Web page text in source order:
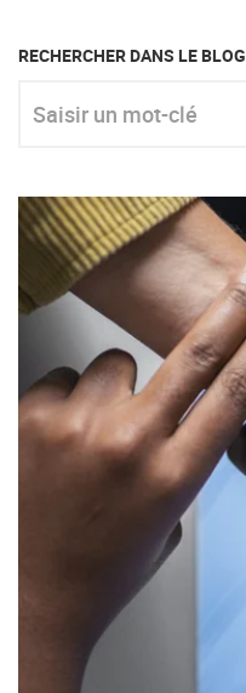
RECHERCHER DANS LE BLOG